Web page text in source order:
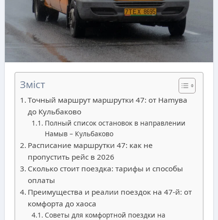
Зміст
Точный маршрут маршрутки 47: от Нamyва
до Кульбаково
Полный список остановок в направлении
Намыв – Кульбаково
Расписание маршрутки 47: как не
пропустить рейс в 2026
Сколько стоит поездка: тарифы и способы
оплаты
Преимущества и реалии поездок на 47-й: от
комфорта до хаоса
Советы для комфортной поездки на